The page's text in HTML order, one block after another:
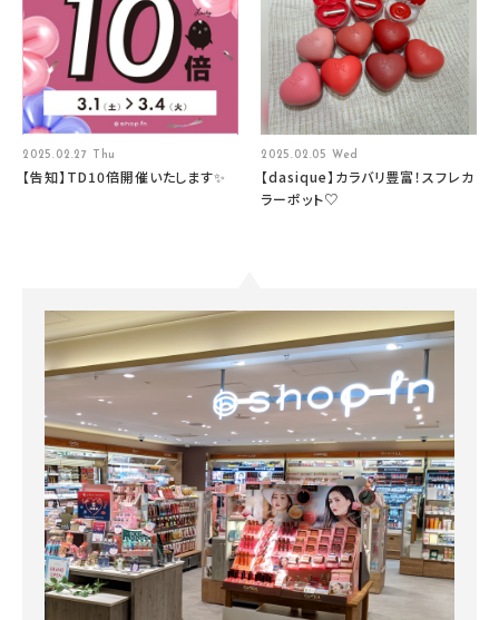
2025.02.27 Thu
【告知】TD10倍開催いたします✨
2025.02.05 Wed
【dasique】カラバリ豊富！スフレカ
ラーポット♡